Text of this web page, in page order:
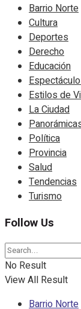
Barrio Norte
Cultura
Deportes
Derecho
Educación
Estilos de
La Ciudad
Política
Provincia
Salud
Tendencias
Turismo
Follow Us
No Result
View All Result
Barrio Norte